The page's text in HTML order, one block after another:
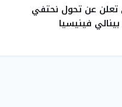
تعلن عن تحول نحتفي
فينيسيا